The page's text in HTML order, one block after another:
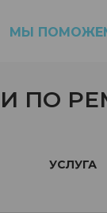
МЫ
ПО
УСЛУГА